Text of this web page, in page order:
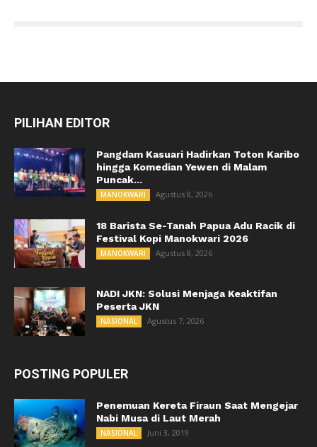
PILIHAN EDITOR
Pangdam Kasuari Hadirkan Toton Karibo
hingga Komedian Yewen di Malam
Puncak...
MANOKWARI Agustus 8, 2026
18 Barista Se-Tanah Papua Adu Racik di
Festival Kopi Manokwari 2026
MANOKWARI Agustus 8, 2026
NADI JKN: Solusi Menjaga Keaktifan
Peserta JKN
NASIONAL Agustus 7, 2026
POSTING POPULER
Penemuan Kereta Firaun Saat Mengejar
Nabi Musa di Laut Merah
NASIONAL Juni 3, 2019